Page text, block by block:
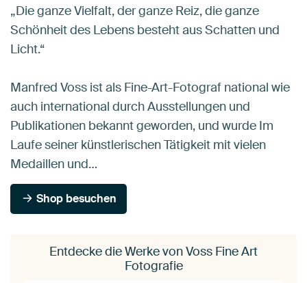
„Die ganze Vielfalt, der ganze Reiz, die ganze
Schönheit des Lebens besteht aus Schatten und
Licht.“
Manfred Voss ist als Fine-Art-Fotograf national wie
auch international durch Ausstellungen und
Publikationen bekannt geworden, und wurde Im
Laufe seiner künstlerischen Tätigkeit mit vielen
Medaillen und…
Shop besuchen
Entdecke die Werke von Voss Fine Art
Fotografie